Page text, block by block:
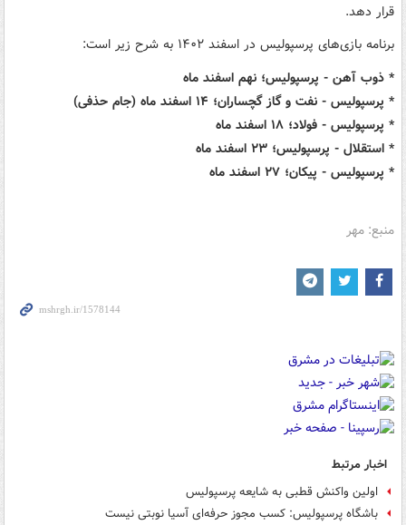
قرار دهد.
برنامه بازی‌های پرسپولیس در اسفند ۱۴۰۲ به شرح زیر است:
* ذوب آهن - پرسپولیس؛ نهم اسفند ماه
* پرسپولیس - نفت و گاز گچساران؛ ۱۴ اسفند ماه (جام حذفی)
* پرسپولیس - فولاد؛ ۱۸ اسفند ماه
* استقلال - پرسپولیس؛ ۲۳ اسفند ماه
* پرسپولیس - پیکان؛ ۲۷ اسفند ماه
منبع: مهر
اخبار مرتبط
اولین واکنش قطبی به شایعه پرسپولیس
باشگاه پرسپولیس: کسب مجوز حرفه‌ای آسیا نوبتی نیست